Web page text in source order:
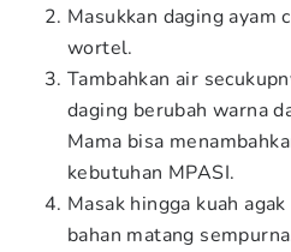
Masukkan daging ayam
wortel.
Tambahkan air
daging berubah warna
Mama bisa
kebutuhan MPASI.
Masak hingga kuah
bahan matang